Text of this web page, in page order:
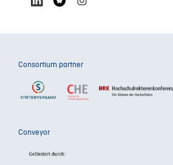
Consortium partner
Conveyor